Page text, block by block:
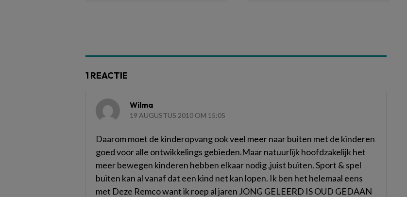
1 REACTIE
Wilma
19 AUGUSTUS 2010 OM 15:05
Daarom moet de kinderopvang ook veel meer naar buiten met de kinderen
goed voor alle ontwikkelings gebieden.Maar natuurlijk hoofdzakelijk het
meer bewegen kinderen hebben elkaar nodig ,juist buiten. Sport & spel
buiten kan al vanaf dat een kind net kan lopen. Ik ben het helemaal eens
met Deze Remco want ik roep al jaren JONG GELEERD IS OUD GEDAAN